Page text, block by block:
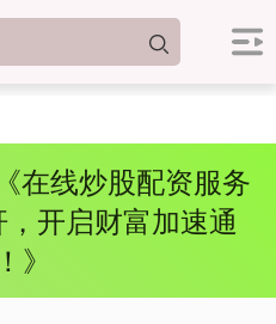
在线炒股配资服务
开启财富加速通
》